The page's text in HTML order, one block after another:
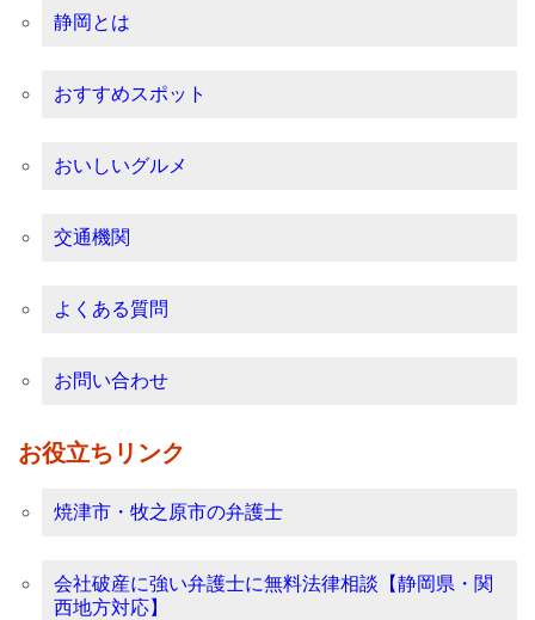
静岡とは
おすすめスポット
おいしいグルメ
交通機関
よくある質問
お問い合わせ
お役立ちリンク
焼津市・牧之原市の弁護士
会社破産に強い弁護士に無料法律相談【静岡県・関
西地方対応】